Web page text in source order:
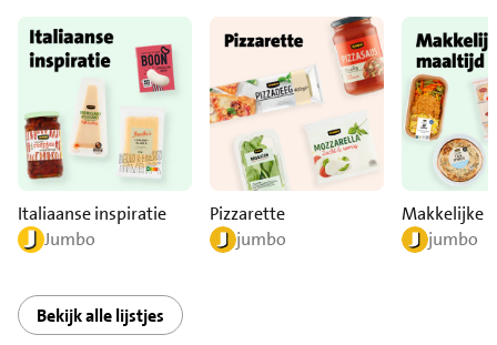
Italiaanse inspiratie
Jumbo
Pizzarette
jumbo
Makkelijke
jumbo
Bekijk alle lijstjes